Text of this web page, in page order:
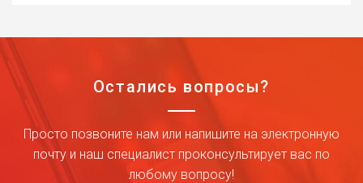
Остались вопросы?
Просто позвоните нам или напишите на электронную
почту и наш специалист проконсультирует вас по
любому вопросу!